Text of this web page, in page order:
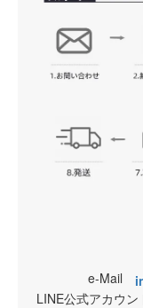
e-Mail
LINE公式アカウ